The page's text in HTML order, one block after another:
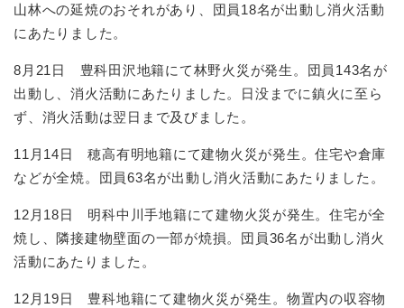
山林への延焼のおそれがあり、団員18名が出動し消火活動
にあたりました。
8月21日 豊科田沢地籍にて林野火災が発生。団員143名が
出動し、消火活動にあたりました。日没までに鎮火に至ら
ず、消火活動は翌日まで及びました。
11月14日 穂高有明地籍にて建物火災が発生。住宅や倉庫
などが全焼。団員63名が出動し消火活動にあたりました。
12月18日 明科中川手地籍にて建物火災が発生。住宅が全
焼し、隣接建物壁面の一部が焼損。団員36名が出動し消火
活動にあたりました。
12月19日 豊科地籍にて建物火災が発生。物置内の収容物